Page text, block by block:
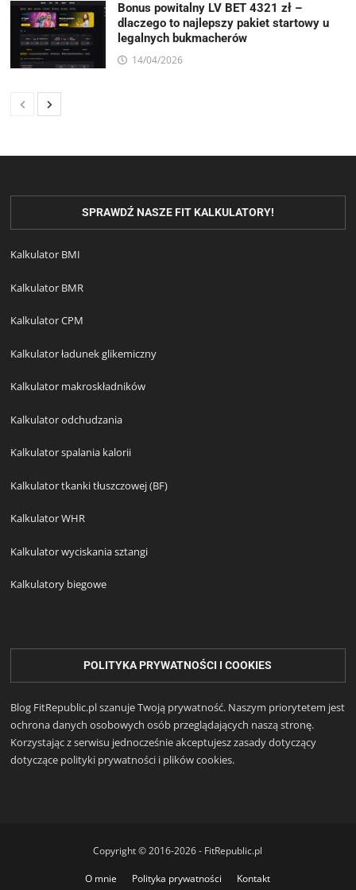
Bonus powitalny LV BET 4321 zł –
dlaczego to najlepszy pakiet startowy u
legalnych bukmacherów
14/04/2026
SPRAWDŹ NASZE FIT KALKULATORY!
Kalkulator BMI
Kalkulator BMR
Kalkulator CPM
Kalkulator ładunek glikemiczny
Kalkulator makroskładników
Kalkulator odchudzania
Kalkulator spalania kalorii
Kalkulator tkanki tłuszczowej (BF)
Kalkulator WHR
Kalkulator wyciskania sztangi
Kalkulatory biegowe
POLITYKA PRYWATNOŚCI I COOKIES
Blog FitRepublic.pl szanuje Twoją prywatność. Naszym priorytetem jest
ochrona danych osobowych osób przeglądających naszą stronę.
Korzystając z serwisu jednocześnie akceptujesz zasady dotyczący
dotyczące polityki prywatności i plików cookies.
Copyright © 2016-2026 - FitRepublic.pl
O mnie Polityka prywatności Kontakt